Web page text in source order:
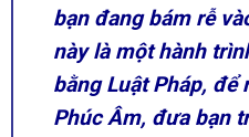
bạn đang bám rễ
này là một hành
bằng Luật Pháp, để
Phúc Âm, đưa bạn